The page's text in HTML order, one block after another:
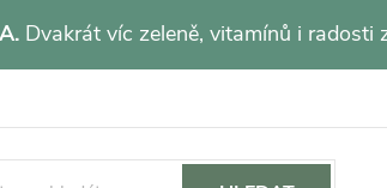
Dvakrát víc zeleně, vitamínů i radosti